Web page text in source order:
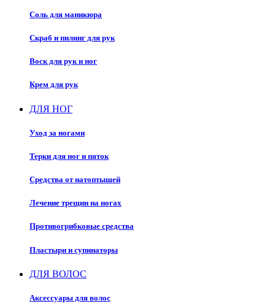
Соль для маникюра
Скраб и пилинг для рук
Воск для рук и ног
Крем для рук
ДЛЯ НОГ
Уход за ногами
Терки для ног и пяток
Средства от натоптышей
Лечение трещин на ногах
Противогрибковые средства
Пластыри и супинаторы
ДЛЯ ВОЛОС
Аксессуары для волос